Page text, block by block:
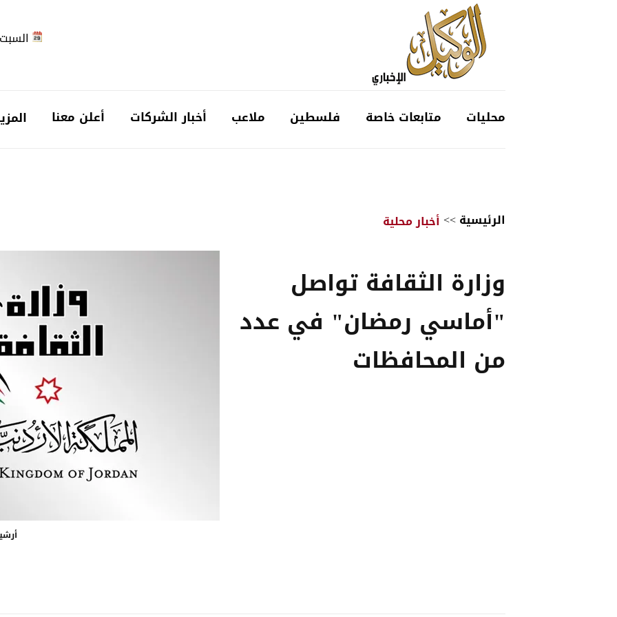
السبت 2026-
محليات متابعات خاصة فلسطين ملاعب أخبار الشركات أعلن معنا
الرئيسية>>أخبار محلية
وزارة الثقافة تواصل
"أماسي رمضان" في عدد
من المحافظات